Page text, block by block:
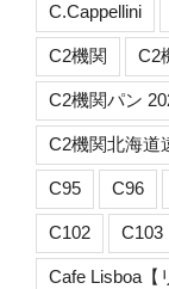
C.Cappellini
C2機関 C2
C2機関パン
C2機関北海道
C95 C96
C102 C103
Cafe Lisboa【